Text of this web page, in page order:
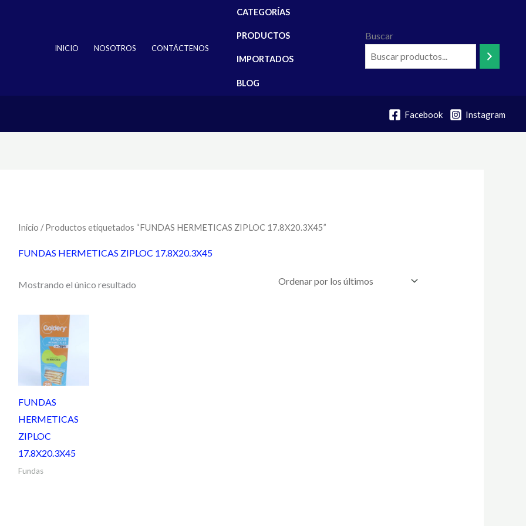
INICIO NOSOTROS CONTÁCTENOS
CATEGORÍAS
PRODUCTOS
IMPORTADOS
BLOG
Buscar
Facebook Instagram
Inicio / Productos etiquetados “FUNDAS HERMETICAS ZIPLOC 17.8X20.3X45”
FUNDAS HERMETICAS ZIPLOC 17.8X20.3X45
Mostrando el único resultado
FUNDAS
HERMETICAS
ZIPLOC
17.8X20.3X45
Fundas